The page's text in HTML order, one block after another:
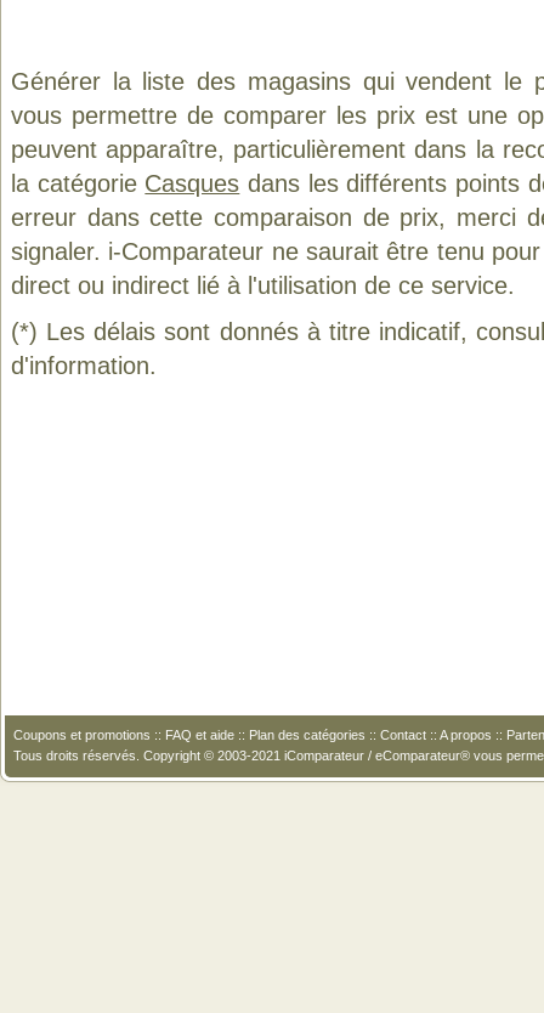
Générer la liste des magasins qui vendent le
vous permettre de comparer les prix est une
peuvent apparaître, particulièrement dans la
la catégorie Casques dans les différents points
erreur dans cette comparaison de prix, merci
signaler. i-Comparateur ne saurait être tenu
direct ou indirect lié à l'utilisation de ce service.
(*) Les délais sont donnés à titre indicatif,
d'information.
Coupons et promotions :: FAQ et aide :: Plan des catégories :: Contact :: A propos ::
Tous droits réservés. Copyright © 2003-2021 iComparateur / eComparateur® vous